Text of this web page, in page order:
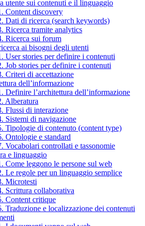
utente sui contenuti e il linguaggio
Content discovery
Dati di ricerca (search keywords)
Ricerca tramite analytics
Ricerca sui forum
ai bisogni degli utenti
User stories per definire i contenuti
Job stories per definire i contenuti
Criteri di accettazione
dell’informazione
Definire l’architettura dell’informazione
Alberatura
Flussi di interazione
Sistemi di navigazione
Tipologie di contenuto (content type)
Ontologie e standard
Vocabolari controllati e tassonomie
e linguaggio
Come leggono le persone sul web
Le regole per un linguaggio semplice
Microtesti
Scrittura collaborativa
Content critique
Traduzione e localizzazione dei contenuti